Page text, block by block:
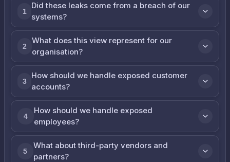
1
Did these leaks come from a breach of our
systems?
2
What does this view represent for our
organisation?
3
How should we handle exposed customer
accounts?
4
How should we handle exposed
employees?
5
What about third-party vendors and
partners?